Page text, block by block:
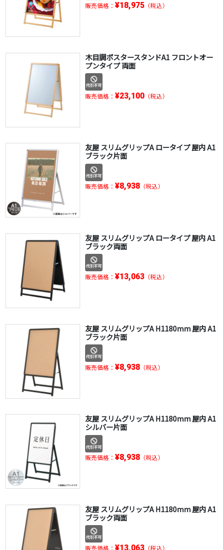
販売価格： ¥18,975（税込）
木目調ポスタースタンドA1 フロントオー
プンタイプ 両面
販売価格： ¥23,100（税込）
友屋 スリムグリップA ロータイプ 屋内 A1
ブラック片面
販売価格： ¥8,938（税込）
友屋 スリムグリップA ロータイプ 屋内 A1
ブラック両面
販売価格： ¥13,063（税込）
友屋 スリムグリップA H1180mm 屋内 A1
ブラック片面
販売価格： ¥8,938（税込）
友屋 スリムグリップA H1180mm 屋内 A1
シルバー片面
販売価格： ¥8,938（税込）
友屋 スリムグリップA H1180mm 屋内 A1
ブラック両面
販売価格： ¥13,063（税込）